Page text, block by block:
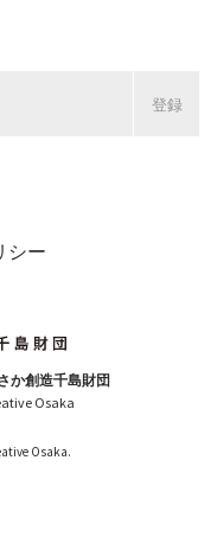
シー
か創造千島財団
Osaka
Osaka.